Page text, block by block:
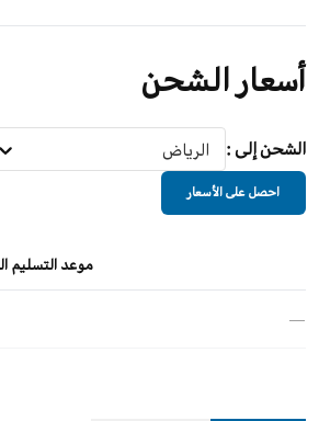
أسعار الشحن
الشحن إلى : الرياض
احصل على الأسعار
موعد التسليم
—